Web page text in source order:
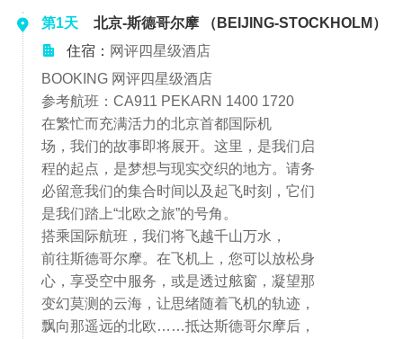
第1天
北京-斯德哥尔摩 （BEIJING-STOCKHOLM）
住宿： 网评四星级酒店
BOOKING 网评四星级酒店
参考航班：CA911 PEKARN 1400 1720
在繁忙而充满活力的北京首都国际机
场，我们的故事即将展开。这里，是我们启
程的起点，是梦想与现实交织的地方。请务
必留意我们的集合时间以及起飞时刻，它们
是我们踏上“北欧之旅”的号角。
搭乘国际航班，我们将飞越千山万水，
前往斯德哥尔摩。在飞机上，您可以放松身
心，享受空中服务，或是透过舷窗，凝望那
变幻莫测的云海，让思绪随着飞机的轨迹，
飘向那遥远的北欧……抵达斯德哥尔摩后，